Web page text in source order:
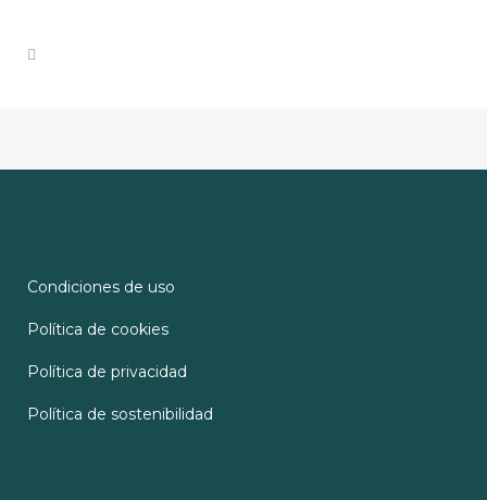
Condiciones de uso
Política de cookies
Política de privacidad
Política de sostenibilidad